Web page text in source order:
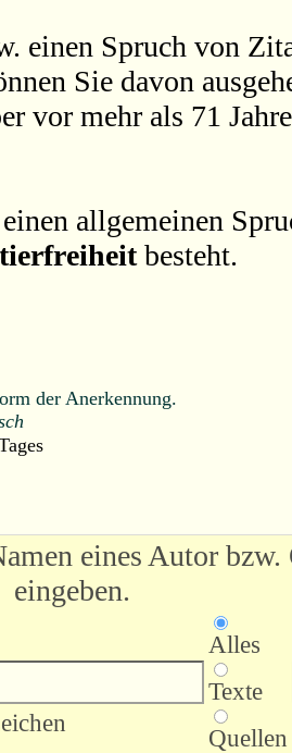
einen Spruch von
Sie davon
vor mehr als 71
allgemeinen
besteht.
der Anerkennung.
eines Autor bzw.
eingeben.
Alles
Texte
Quellen